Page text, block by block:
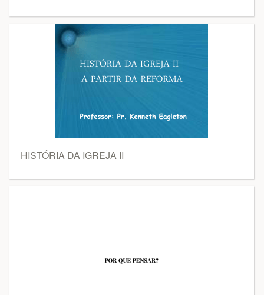
HISTÓRIA DA IGREJA II